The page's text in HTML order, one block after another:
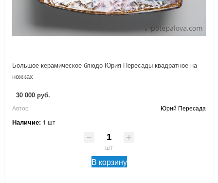
Большое керамическое блюдо Юрия Пересады квадратное на
ножках
30 000 руб.
Автор Юрий Пересада
Наличие: 1 шт
шт
В корзину